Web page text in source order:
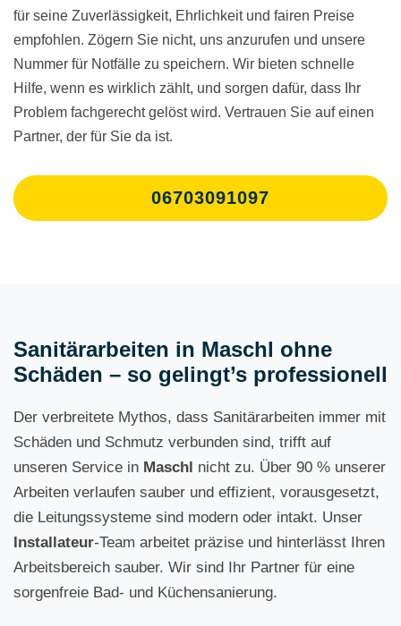
für seine Zuverlässigkeit, Ehrlichkeit und fairen Preise
empfohlen. Zögern Sie nicht, uns anzurufen und unsere
Nummer für Notfälle zu speichern. Wir bieten schnelle
Hilfe, wenn es wirklich zählt, und sorgen dafür, dass Ihr
Problem fachgerecht gelöst wird. Vertrauen Sie auf einen
Partner, der für Sie da ist.
06703091097
Sanitärarbeiten in Maschl ohne
Schäden – so gelingt’s professionell
Der verbreitete Mythos, dass Sanitärarbeiten immer mit
Schäden und Schmutz verbunden sind, trifft auf
unseren Service in Maschl nicht zu. Über 90 % unserer
Arbeiten verlaufen sauber und effizient, vorausgesetzt,
die Leitungssysteme sind modern oder intakt. Unser
Installateur-Team arbeitet präzise und hinterlässt Ihren
Arbeitsbereich sauber. Wir sind Ihr Partner für eine
sorgenfreie Bad- und Küchensanierung.